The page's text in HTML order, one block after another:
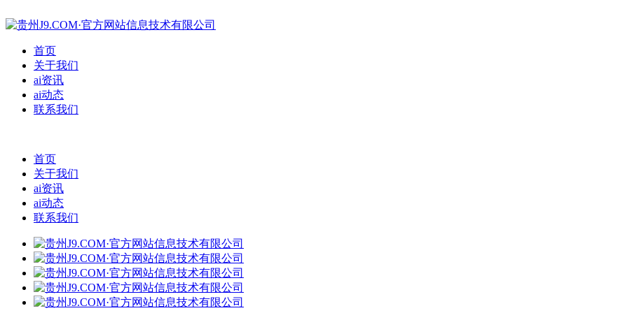
首页
关于我们
ai资讯
ai动态
联系我们
首页
关于我们
ai资讯
ai动态
联系我们